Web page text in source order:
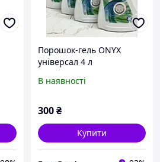
Порошок-гель ONYX
універсал 4 л
порошок Гелі для прання
В наявності
300₴
Купити